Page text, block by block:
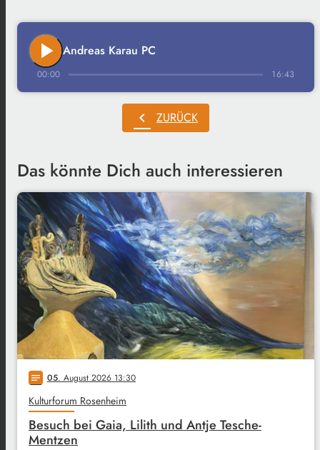
play_arrow Andreas Karau PC
00:00 16:43
chevron_left ZURÜCK
Das könnte Dich auch interessieren
notes 05. August 2026 13:30
Kulturforum Rosenheim
Besuch bei Gaia, Lilith und Antje Tesche-
Mentzen